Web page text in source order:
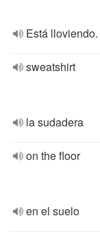
Está lloviendo.
sweatshirt
la sudadera
on the floor
en el suelo